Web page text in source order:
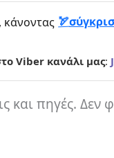
κάνοντας
Viber κανάλι μας:
και πηγές. Δεν